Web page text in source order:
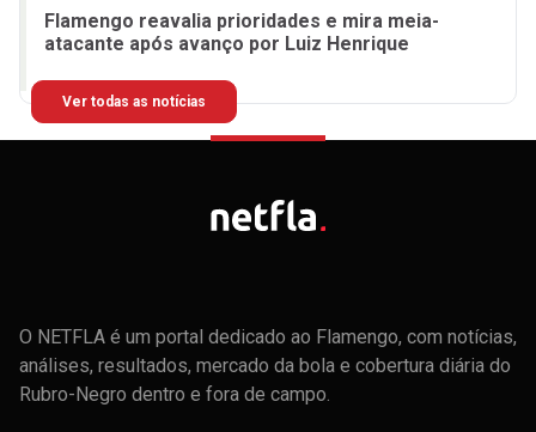
Flamengo reavalia prioridades e mira meia-
atacante após avanço por Luiz Henrique
Ver todas as notícias
O NETFLA é um portal dedicado ao Flamengo, com notícias,
análises, resultados, mercado da bola e cobertura diária do
Rubro-Negro dentro e fora de campo.